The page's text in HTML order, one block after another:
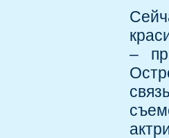
–